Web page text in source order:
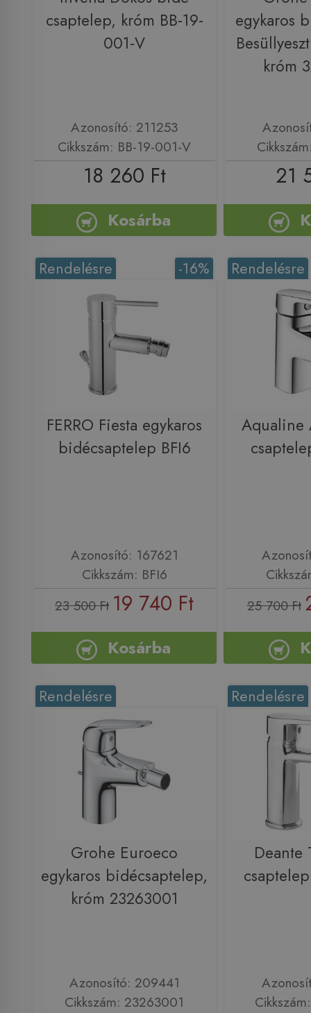
csaptelep, króm BB-19-
001-V
Azonosító: 211253
Cikkszám: BB-19-001-V
18 260 Ft
Kosárba
egykaros
króm
21
-16%
Rendelésre
FERRO Fiesta egykaros
bidécsaptelep BFI6
Azonosító: 167621
Cikkszám: BFI6
23 500 Ft 19 740 Ft
Kosárba
Rendelésre
Aqualine
25 700 Ft
Rendelésre
Grohe Euroeco
egykaros bidécsaptelep,
króm 23263001
Azonosító: 209441
Cikkszám: 23263001
Rendelésre
Deante